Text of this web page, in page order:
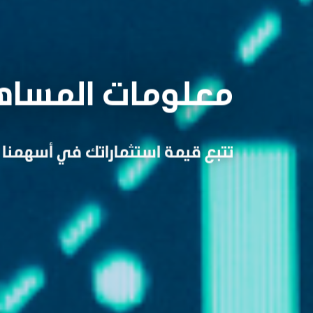
معلومات
تتبع قيمة استثماراتك في أسهمنا